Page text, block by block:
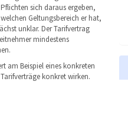
sich daraus ergeben,
Geltungsbereich er hat,
unklar. Der Tarifvertrag
mindestens
am Beispiel eines konkreten
konkret wirken.